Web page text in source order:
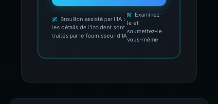
Brouillon assisté par l'IA :
les détails de l'incident sont
traités par le fournisseur d'IA
Examinez-
le et
soumettez-le
vous-même